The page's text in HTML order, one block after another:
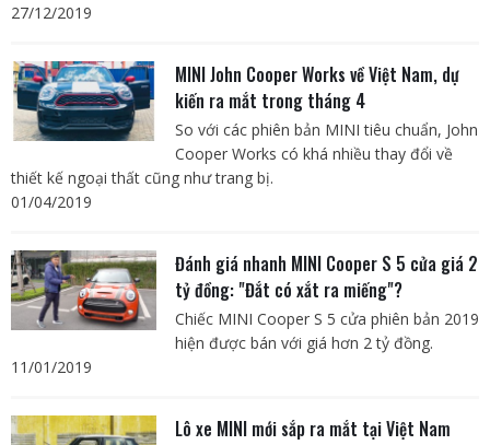
27/12/2019
MINI John Cooper Works về Việt Nam, dự
kiến ra mắt trong tháng 4
So với các phiên bản MINI tiêu chuẩn, John
Cooper Works có khá nhiều thay đổi về
thiết kế ngoại thất cũng như trang bị.
01/04/2019
Đánh giá nhanh MINI Cooper S 5 cửa giá 2
tỷ đồng: "Đắt có xắt ra miếng"?
Chiếc MINI Cooper S 5 cửa phiên bản 2019
hiện được bán với giá hơn 2 tỷ đồng.
11/01/2019
Lô xe MINI mới sắp ra mắt tại Việt Nam